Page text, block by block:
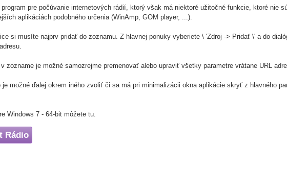
pre počúvanie internetových rádií, ktorý však má niektoré užitočné funkcie, ktoré nie
aplikáciách podobného určenia (WinAmp, GOM player, ...).
si musíte najprv pridať do zoznamu. Z hlavnej ponuky vyberiete \ 'Zdroj -> Pridať \' a do
zozname je možné samozrejme premenovať alebo upraviť všetky parametre vrátane URL
je možné ďalej okrem iného zvoliť či sa má pri minimalizácii okna aplikácie skryť z hlavného
Windows 7 - 64-bit môžete tu.
Rádio